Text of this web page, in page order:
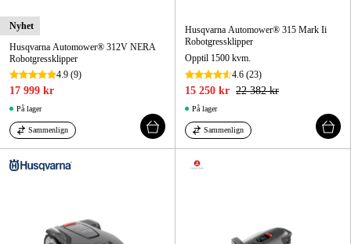
Nyhet
Husqvarna Automower® 312V NERA
Robotgressklipper
4.9 (9)
17 999 kr
På lager
Sammenlign
Husqvarna Automower® 315 Mark Ii
Robotgressklipper
Opptil 1500 kvm.
4.6 (23)
15 250 kr 22 382 kr
På lager
Sammenlign